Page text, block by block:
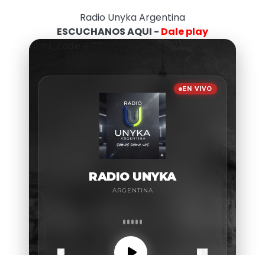
Radio Unyka Argentina
ESCUCHANOS AQUI - Dale play